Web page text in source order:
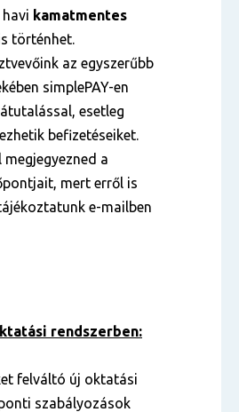
kamatmentes
történhet.
az egyszerűbb
simplePAY-en
esetleg
befizetéseiket.
megjegyezned a
mert erről is
e-mailben
rendszerben:
felváltó új oktatási
szabályozások